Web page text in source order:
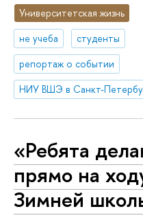
Университетская жизнь
не учеба
студенты
репортаж о событии
НИУ ВШЭ в Санкт-
«Ребята
прямо на
Зимней